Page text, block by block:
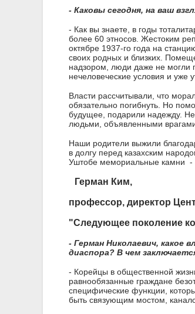
- Каковы сегодня, на ваш
- Как вы знаете, в годы
более 60 этносов. Жестоким
октябре 1937-го года на
своих родных и близких.
надзором, люди даже не могли
нечеловеческие условия и уже
Власти рассчитывали, что
обязательно погибнуть. Но
будущее, подарили надежду.
людьми, объявленными
Наши родители выжили
в долгу перед казахским
Уштобе мемориальные камни -
Герман Ким,
профессор, директор
"Следующее поколение
- Герман Николаевич, какое
диаспора? В чем
- Корейцы в общественной
равнообязанные граждане
специфические функции,
быть связующим мостом,